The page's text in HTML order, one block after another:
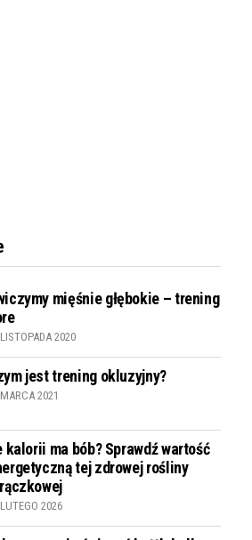
mięśnie głębokie – trening
2020
jest trening okluzyjny?
2021
kalorii ma bób? Sprawdź wartość
tej zdrowej rośliny
2026